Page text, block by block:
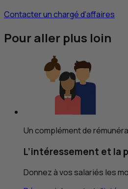
Contacter un chargé d’affaires
Pour aller plus loin
Un complément de
L’intéressement et la
Donnez à vos salariés les